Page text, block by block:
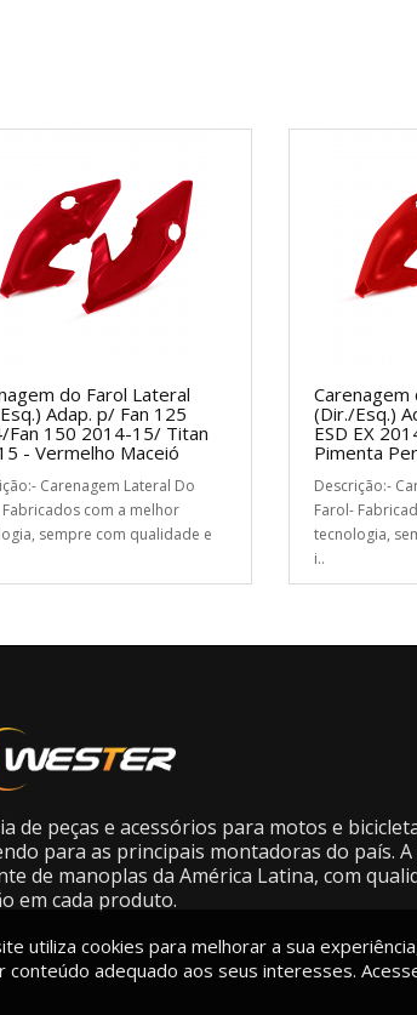
do Farol Lateral
Adap. p/ Fan 125
Fan 150 2014-15/ Titan
- Vermelho Maceió
Carenagem Lateral Do
Fabricados com a melhor
sempre com qualidade e
Carenagem
(Dir./Esq.)
ESD EX
Pimenta
Descrição:-
Farol-
tecnologia,
i..
de peças e acessórios para motos e
para as principais montadoras do país.
de manoplas da América Latina, com
em cada produto.
utiliza cookies para melhorar a sua
conteúdo adequado aos seus interesses.